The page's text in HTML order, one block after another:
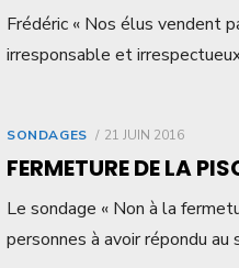
Frédéric « Nos élus vendent
irresponsable et
SONDAGES 21 JUIN 2016
FERMETURE DE LA
Le sondage « Non à la
personnes à avoir répondu